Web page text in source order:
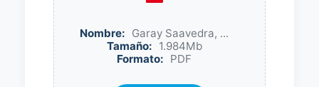
Nombre: Garay Saavedra, ...
Tamaño: 1.984Mb
Formato: PDF